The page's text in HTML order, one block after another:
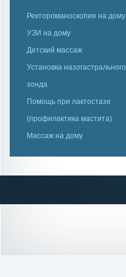
Ректороманоскопия на дому
УЗИ на дому
Детский массаж
Установка назогастрального
зонда
Помощь при лактостазе
(профилактика мастита)
Массаж на дому